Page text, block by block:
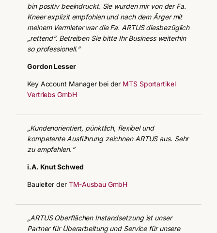
bin positiv beeindruckt. Sie wurden mir von der Fa.
Kneer explizit empfohlen und nach dem Ärger mit
meinem Vermieter war die Fa. ARTUS diesbezüglich
„rettend“. Betreiben Sie bitte Ihr Business weiterhin
so professionell.“
Gordon Lesser
Key Account Manager bei der MTS Sportartikel
Vertriebs GmbH
„Kundenorientiert, pünktlich, flexibel und
kompetente Ausführung zeichnen ARTUS aus. Sehr
zu empfehlen.“
i.A. Knut Schwed
Bauleiter der TM-Ausbau GmbH
„ARTUS Oberflächen Instandsetzung ist unser
Partner für Überarbeitung und Service für unsere